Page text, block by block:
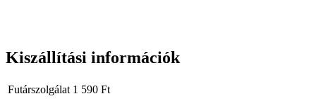
Kiszállítási információk
Futárszolgálat 1 590 Ft